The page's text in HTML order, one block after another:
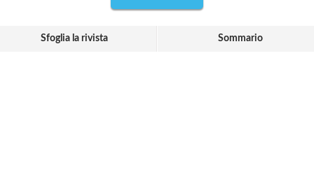
Sfoglia la rivista Sommario